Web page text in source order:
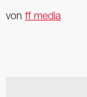
von ff media